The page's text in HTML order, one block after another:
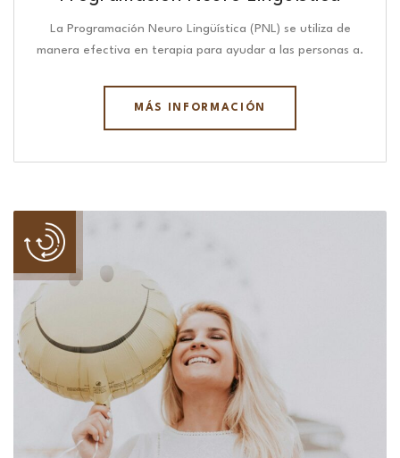
La Programación Neuro Lingüística (PNL) se utiliza de
manera efectiva en terapia para ayudar a las personas a.
MÁS INFORMACIÓN